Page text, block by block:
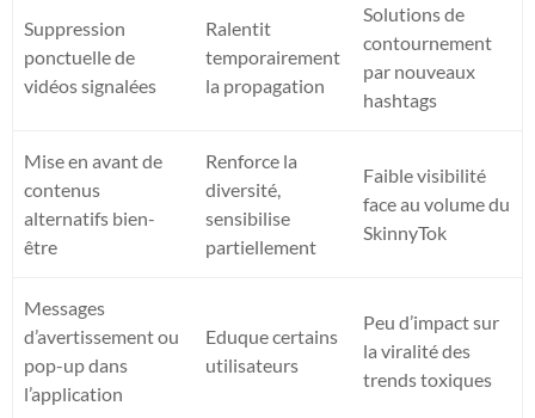
Suppression
ponctuelle de
vidéos signalées
Ralentit
temporairement
la propagation
Solutions de
contournement
par nouveaux
hashtags
Mise en avant de
contenus
alternatifs bien-
être
Renforce la
diversité,
sensibilise
partiellement
Faible visibilité
face au volume du
SkinnyTok
Messages
d’avertissement ou
pop-up dans
l’application
Eduque certains
utilisateurs
Peu d’impact sur
la viralité des
trends toxiques